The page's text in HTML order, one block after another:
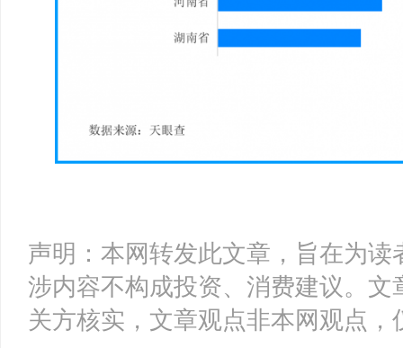
声明：本网转发此文章，旨在为
涉内容不构成投资、消费建议。
关方核实，文章观点非本网观点，